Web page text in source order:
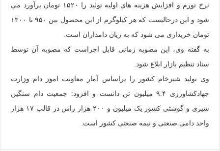
نرخ تورم و افزایش هزینه های اولیه تولید را ۱۵۲۰ تومان برآورد می
شود و این درحالیست که هر کیلوگرم از این محصول بین ۹۵۰ تا ۱۳۰۰
تومان خریداری می شود که به زیان دامداران است.
به گفته وی، این مصوبه زمانی قابل اجراست که مصوبه آن توسط
ستاد تنظیم بازار ابلاغ شود.
وی تولید شیرخام کشور را براساس آمار معاونت امور دام وزارت
جهادکشاورزی ۹.۴ میلیون تن دانست و افزود: جمعیت دام سنگین
شیری و گوشتی کشور یک میلیون و ۲۰۰ هزار راس در قالب ۱۷ هزار
واحد دامی صنعتی و نیمه صنعتی کشور است.